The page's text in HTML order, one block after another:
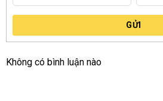
GỬI
Không có bình luận nào